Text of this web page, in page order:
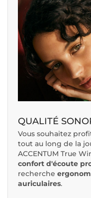
QUALITÉ
Vous souhaitez
tout au long de la
ACCENTUM True
confort d'écoute
recherche
auriculaires.